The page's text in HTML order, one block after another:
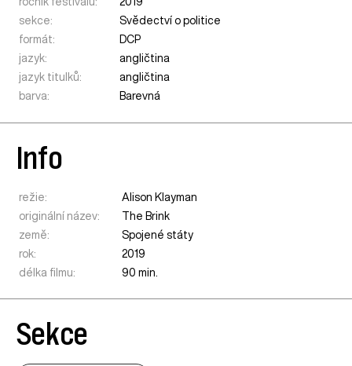
sekce:
Svědectví o politice
formát:
DCP
jazyk:
angličtina
jazyk titulků:
angličtina
barva:
Barevná
Info
režie:
Alison Klayman
originální název:
The Brink
země:
Spojené státy
rok:
2019
délka filmu:
90 min.
Sekce